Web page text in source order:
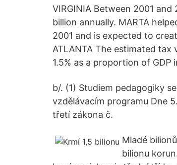
VIRGINIA Between 2001 and
billion annually. MARTA
2001 and is expected to
ATLANTA The estimated tax
1.5% as a proportion of GDP
b/. (1) Studiem pedagogiky
vzdělávacím programu Dne
třetí zákona č.
Mladé
bilionu